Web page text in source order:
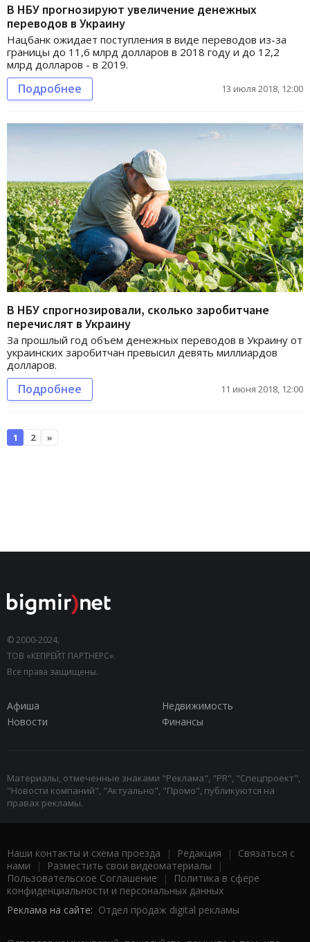
В НБУ прогнозируют увеличение денежных
переводов в Украину
Нацбанк ожидает поступления в виде переводов из-за
границы до 11,6 млрд долларов в 2018 году и до 12,2
млрд долларов - в 2019.
Подробнее 13 июля 2018, 12:00
В НБУ спрогнозировали, сколько заробитчане
перечислят в Украину
За прошлый год объем денежных переводов в Украину от
украинских заробитчан превысил девять миллиардов
долларов.
Подробнее 11 июня 2018, 12:00
1 2 »
© 2000-2024,
ТОВ «КЕПРЕЙТ ПАРТНЕРС».
Все права защищены.
Афиша
Недвижимость
Новости
Финансы
Материалы, отмеченные знаками "Реклама", "PR", "Спецпроект",
"Новости компаний", "Актуально", "Промо", публикуются на
правах рекламы.
Наши контакты и схема проезда | Редакция | Связаться с
нами | Разместить свои видеоматериалы |
Пользовательское Соглашение |
Политика в сфере
конфиденциальности и персональных данных
Реклама на сайте: Отдел продаж digital рекламы